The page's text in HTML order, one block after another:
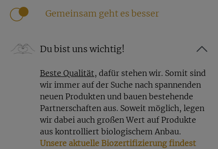
Gemeinsam geht es besser
Du bist uns wichtig!
Beste Qualität, dafür stehen wir. Somit sind
wir immer auf der Suche nach spannenden
neuen Produkten und bauen bestehende
Partnerschaften aus. Soweit möglich, legen
wir dabei auch großen Wert auf Produkte
aus kontrolliert biologischem Anbau.
Unsere aktuelle Biozertifizierung findest